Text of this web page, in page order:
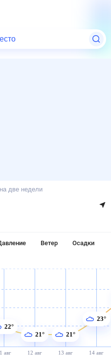
две недели
Ветер Осадки
авг 12 авг 13 авг 14 авг
22°
21°
21°
23°